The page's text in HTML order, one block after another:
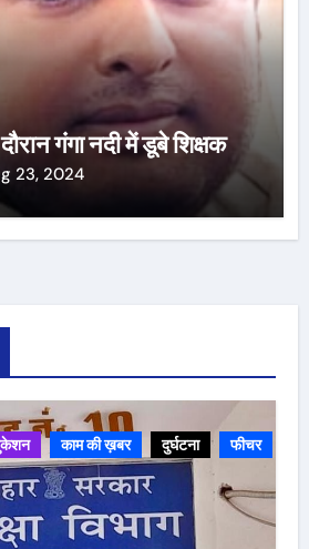
गंगा नदी में डूबे शिक्षक
23, 2024
काम की ख़बर दुर्घटना फीचर